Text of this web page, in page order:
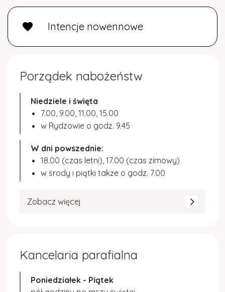
favorite Intencje nowennowe
Porządek nabożeństw
Niedziele i święta
7.00, 9.00, 11.00, 15.00
w Rydzowie o godz. 9.45
W dni powszednie:
18.00 (czas letni), 17.00 (czas zimowy)
w środy i piątki także o godz. 7.00
Zobacz więcej
Kancelaria parafialna
Poniedziałek - Piątek